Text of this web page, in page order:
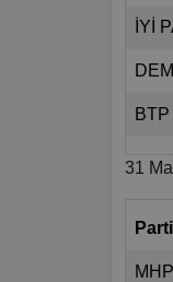
İYİ
BTP
31
Parti
MHP